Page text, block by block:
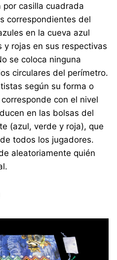
casilla cuadrada
correspondientes del
en la cueva azul
y rojas en sus respectivas
se coloca ninguna
circulares del perímetro.
según su forma o
con el nivel
en las bolsas del
(azul, verde y roja), que
todos los jugadores.
aleatoriamente quién